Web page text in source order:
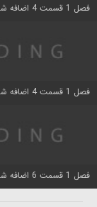
فصل 1 قسمت 4 اضافه شد
فصل 1 قسمت 4 اضافه شد
فصل 1 قسمت 6 اضافه شد